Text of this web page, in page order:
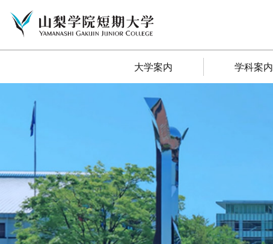
大学案内 学科案内